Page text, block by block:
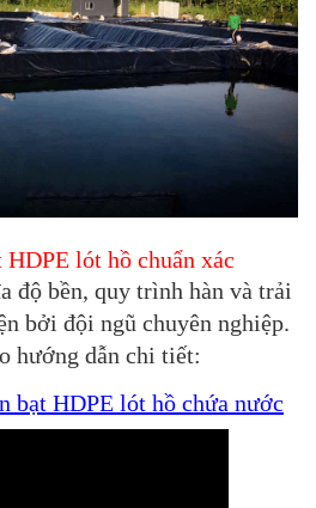
lót hồ chuẩn xác
độ bền, quy trình hàn và trải
bởi đội ngũ chuyên nghiệp.
hướng dẫn chi tiết:
bạt HDPE lót hồ chứa nước